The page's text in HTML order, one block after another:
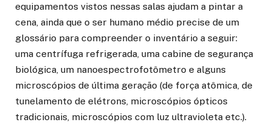
equipamentos vistos nessas salas ajudam a pintar a
cena, ainda que o ser humano médio precise de um
glossário para compreender o inventário a seguir:
uma centrífuga refrigerada, uma cabine de segurança
biológica, um nanoespectrofotômetro e alguns
microscópios de última geração (de força atômica, de
tunelamento de elétrons, microscópios ópticos
tradicionais, microscópios com luz ultravioleta etc.).